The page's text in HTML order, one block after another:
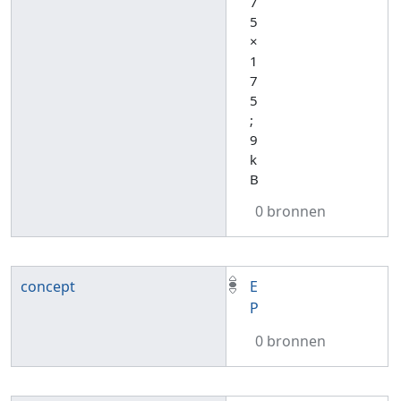
5
×
1
7
5
;
9
k
B
0 bronnen
concept
E
P
0 bronnen